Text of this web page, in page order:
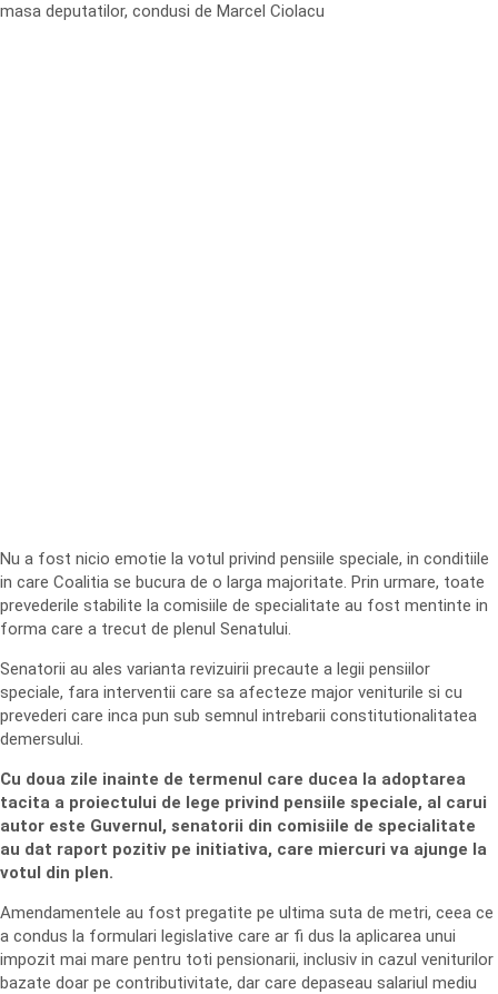
masa deputatilor, condusi de Marcel Ciolacu
Nu a fost nicio emotie la votul privind pensiile speciale, in conditiile
in care Coalitia se bucura de o larga majoritate. Prin urmare, toate
prevederile stabilite la comisiile de specialitate au fost mentinte in
forma care a trecut de plenul Senatului.
Senatorii au ales varianta revizuirii precaute a legii pensiilor
speciale, fara interventii care sa afecteze major veniturile si cu
prevederi care inca pun sub semnul intrebarii constitutionalitatea
demersului.
Cu doua zile inainte de termenul care ducea la adoptarea
tacita a proiectului de lege privind pensiile speciale, al carui
autor este Guvernul, senatorii din comisiile de specialitate
au dat raport pozitiv pe initiativa, care miercuri va ajunge la
votul din plen.
Amendamentele au fost pregatite pe ultima suta de metri, ceea ce
a condus la formulari legislative care ar fi dus la aplicarea unui
impozit mai mare pentru toti pensionarii, inclusiv in cazul veniturilor
bazate doar pe contributivitate, dar care depaseau salariul mediu